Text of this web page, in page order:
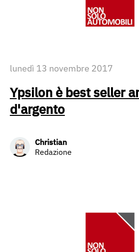
lunedì 13 novembre 2017
Ypsilon è best seller
d'argento
Christian
Redazione